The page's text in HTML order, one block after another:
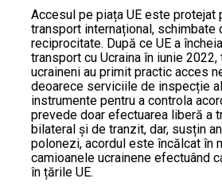
Accesul pe piața UE este protejat
transport internațional, schimbate
reciprocitate. După ce UE a
transport cu Ucraina în iunie
ucraineni au primit practic acces
deoarece serviciile de inspecție
instrumente pentru a controla
prevede doar efectuarea liberă a
bilateral și de tranzit, dar, susțin
polonezi, acordul este încălcat în
camioanele ucrainene efectuând
în țările UE.